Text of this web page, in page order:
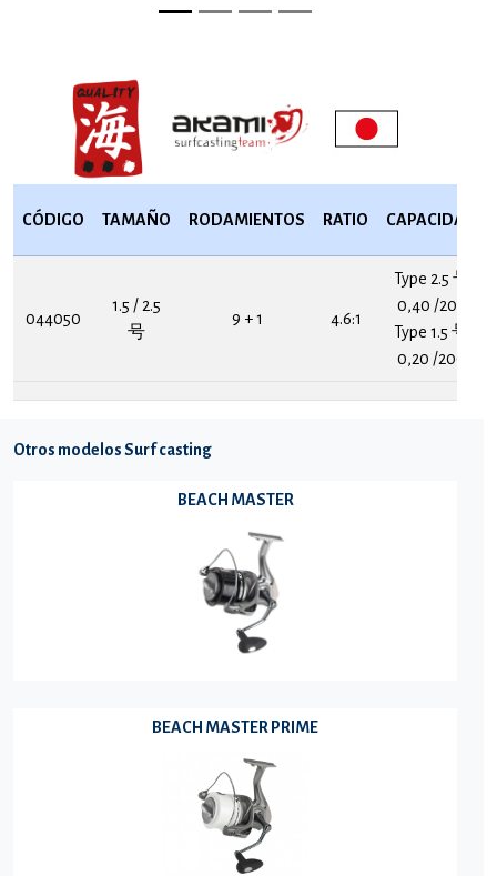
CÓDIGO TAMAÑO RODAMIENTOS RATIO CAPACIDAD
044050
1.5 / 2.5
号
9 + 1 4.6:1
Type 2.5 号
0,40 /200
Type 1.5 号
0,20 /200
Otros modelos Surf casting
BEACH MASTER
BEACH MASTER PRIME